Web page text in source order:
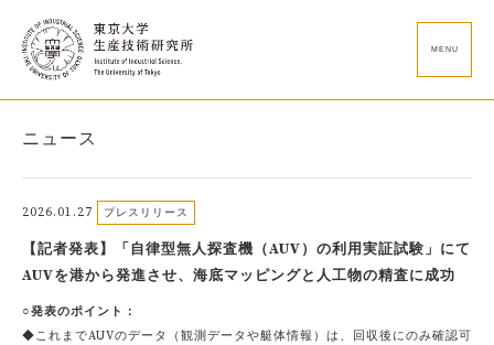
MENU
ニュース
2026.01.27 プレスリリース
【記者発表】「自律型無人探査機（AUV）の利用実証試験」にて
AUVを港から発進させ、海底マッピングと人工物の精査に成功
○発表のポイント：
◆これまでAUVのデータ（観測データや艇体情報）は、回収後にのみ確認可